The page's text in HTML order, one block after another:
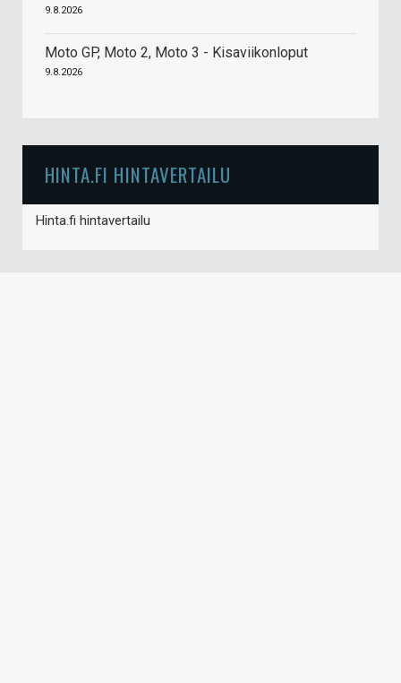
9.8.2026
Moto GP, Moto 2, Moto 3 - Kisaviikonloput
9.8.2026
HINTA.FI HINTAVERTAILU
Hinta.fi hintavertailu